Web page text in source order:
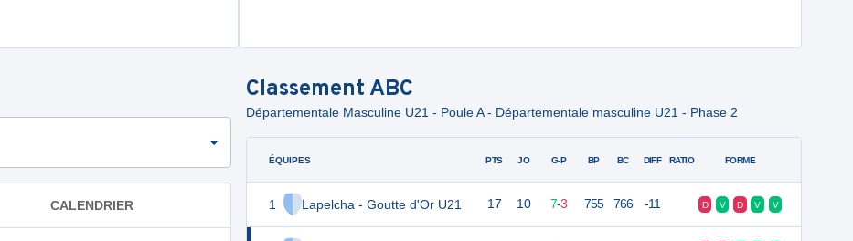
CALENDRIER
Classement ABC
Départementale Masculine U21 - Poule A - Départementale masculine U21 - Phase 2
ÉQUIPES
1 Lapelcha - Goutte d'Or U21
PTS JO G-P BP BC DIFF RATIO FORME
17 10 7-3 755 766 -11 D V D V V